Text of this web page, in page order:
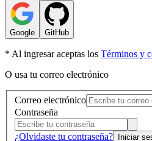
Google GitHub
* Al ingresar aceptas los Términos y
O usa tu correo electrónico
Correo electrónico
Contraseña
¿Olvidaste tu contraseña? Iniciar